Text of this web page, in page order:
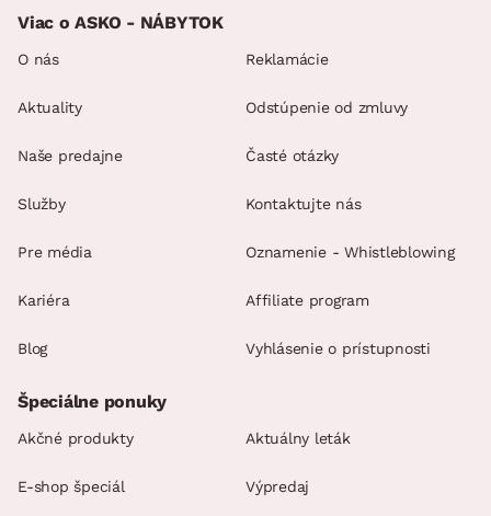
Viac o ASKO - NÁBYTOK
O nás
Aktuality
Naše predajne
Služby
Pre média
Kariéra
Blog
Reklamácie
Odstúpenie od zmluvy
Časté otázky
Kontaktujte nás
Oznamenie - Whistleblowing
Affiliate program
Vyhlásenie o prístupnosti
Špeciálne ponuky
Akčné produkty Aktuálny leták
E-shop špeciál Výpredaj